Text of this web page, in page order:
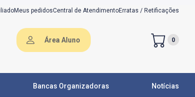
Meus pedidosCentral de AtendimentoErratas / Retificações
Área Aluno 0
Bancas Organizadoras Notícias